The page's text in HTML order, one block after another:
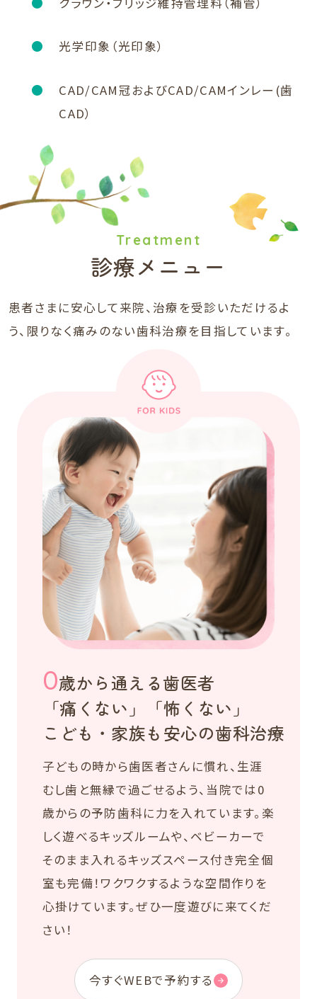
光学印象（光印象）
CAD/CAM冠およびCAD/CAMインレー(歯
CAD）
Treatment
診療メニュー
患者さまに安心して来院、治療を受診いただけるよ
う、限りなく痛みのない歯科治療を目指しています。
0歳から通える歯医者
「痛くない」「怖くない」
こども・家族も安心の歯科治療
子どもの時から歯医者さんに慣れ、生涯
むし歯と無縁で過ごせるよう、当院では0
歳からの予防歯科に力を入れています。楽
しく遊べるキッズルームや、ベビーカーで
そのまま入れるキッズスペース付き完全個
室も完備！ワクワクするような空間作りを
心掛けています。ぜひ一度遊びに来てくだ
さい！
今すぐWEBで予約する